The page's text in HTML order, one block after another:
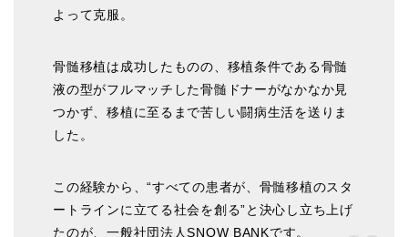
よって克服。
骨髄移植は成功したものの、移植条件である骨髄
液の型がフルマッチした骨髄ドナーがなかなか見
つかず、移植に至るまで苦しい闘病生活を送りま
した。
この経験から、“すべての患者が、骨髄移植のスタ
ートラインに立てる社会を創る”と決心し立ち上げ
たのが、一般社団法人SNOW BANKです。